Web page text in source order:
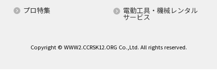
プロ特集
電動工具・機械レンタル
サービス
Copyright © WWW2.CCRSK12.ORG Co.,Ltd. All rights reserved.